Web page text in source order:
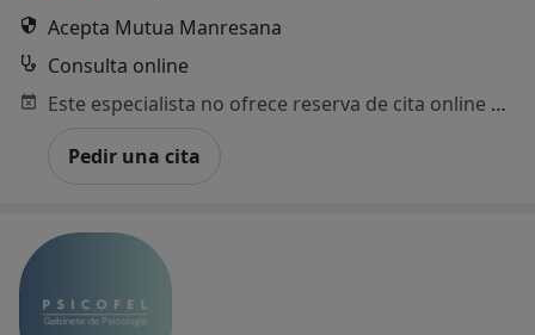
Acepta Mutua Manresana
Consulta online
Este especialista no ofrece reserva de cita online en esta dirección.
Pedir una cita